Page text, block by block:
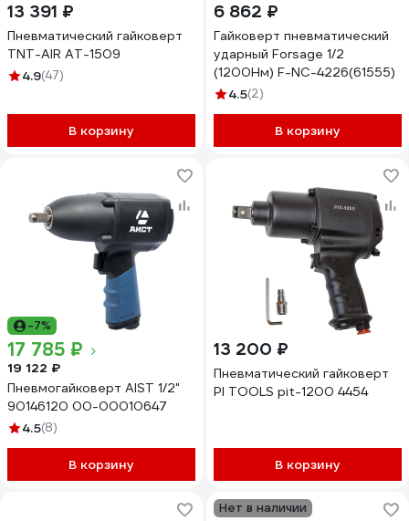
13 391 ₽
Пневматический гайковерт
TNT-AIR АТ-1509
4.9(47)
В корзину
6 862 ₽
Гайковерт пневматический
ударный Forsage 1/2
(1200Нм) F-NC-4226(61555)
4.5(2)
В корзину
-7%
17 785 ₽
19 122 ₽
Пневмогайковерт AIST 1/2"
90146120 00-00010647
4.5(8)
В корзину
13 200 ₽
Пневматический гайковерт
PI TOOLS pit-1200 4454
В корзину
Нет в наличии